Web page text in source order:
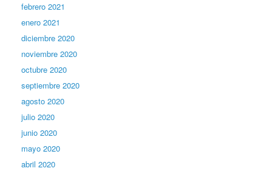
febrero 2021
enero 2021
diciembre 2020
noviembre 2020
octubre 2020
septiembre 2020
agosto 2020
julio 2020
junio 2020
mayo 2020
abril 2020